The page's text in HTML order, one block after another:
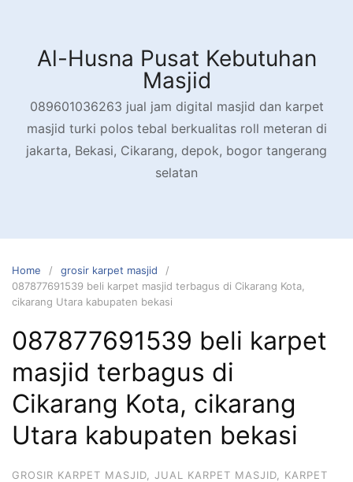
contentAl-Husna Pusat Kebutuhan
Masjid
089601036263 jual jam digital masjid dan karpet
masjid turki polos tebal berkualitas roll meteran di
jakarta, Bekasi, Cikarang, depok, bogor tangerang
selatan
Home
grosir karpet masjid
087877691539 beli karpet masjid terbagus di Cikarang Kota,
cikarang Utara kabupaten bekasi
087877691539 beli karpet
masjid terbagus di
Cikarang Kota, cikarang
Utara kabupaten bekasi
GROSIR KARPET MASJID JUAL KARPET MASJID
KARPET